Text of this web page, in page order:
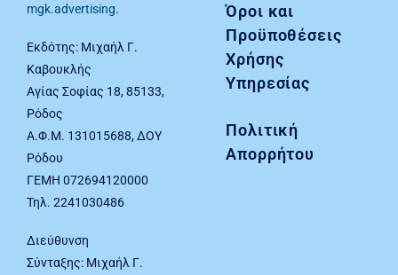
mgk.advertising.
Εκδότης: Μιχαήλ Γ.
Καβουκλής
Αγίας Σοφίας 18, 85133,
Ρόδος
Α.Φ.Μ. 131015688, ΔΟΥ
Ρόδου
ΓΕΜΗ 072694120000
Τηλ. 2241030486
Διεύθυνση
Σύνταξης: Μιχαήλ Γ.
Όροι και
Προϋποθέσεις
Χρήσης
Υπηρεσίας
Πολιτική
Απορρήτου